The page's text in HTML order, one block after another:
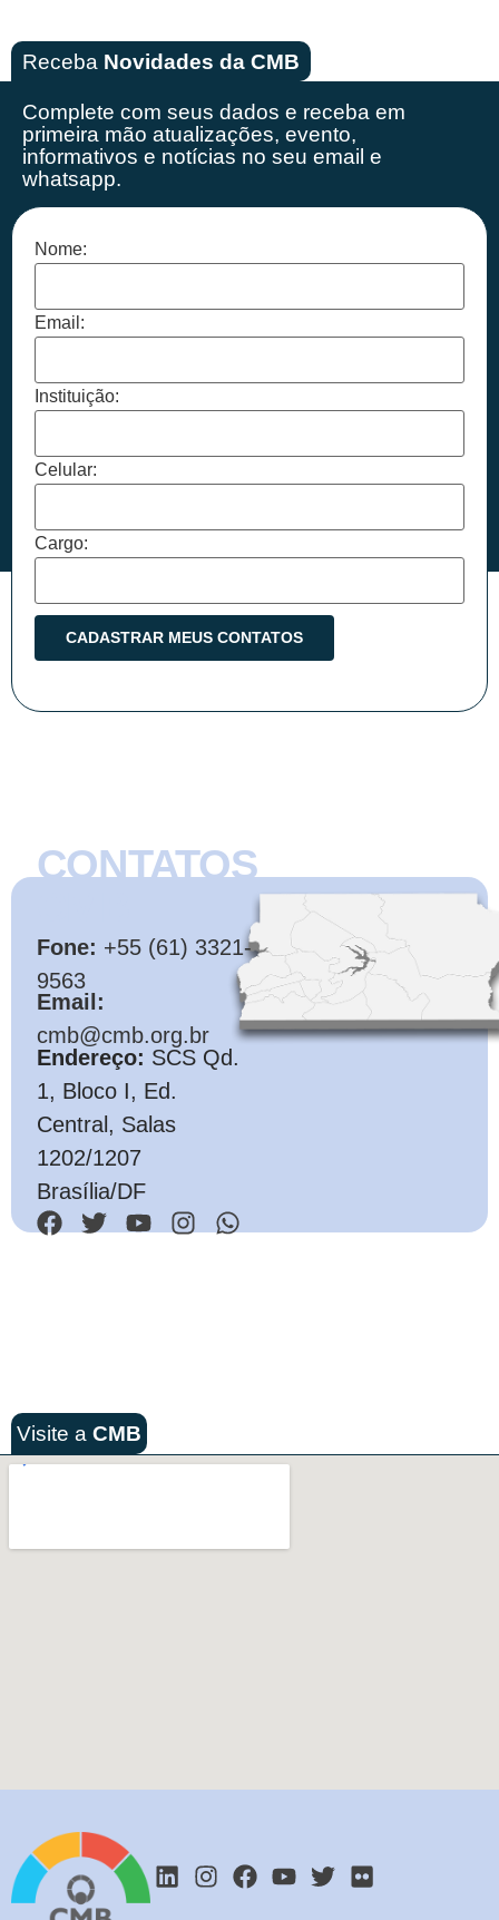
Receba Novidades da CMB
Complete com seus dados e receba em
primeira mão atualizações, evento,
informativos e notícias no seu email e
whatsapp.
Nome:
Email:
Instituição:
Celular:
Cargo:
CONTATOS
Fone: +55 (61) 3321-
9563
Email:
cmb@cmb.org.br
Endereço: SCS Qd.
1, Bloco I, Ed.
Central, Salas
1202/1207
Brasília/DF
Visite a CMB